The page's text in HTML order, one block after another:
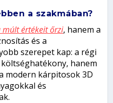
a szakmában?
múlt értékeit őrzi, hanem a
és a
szerepet kap: a régi
hanem
modern kárpitosok 3D
és